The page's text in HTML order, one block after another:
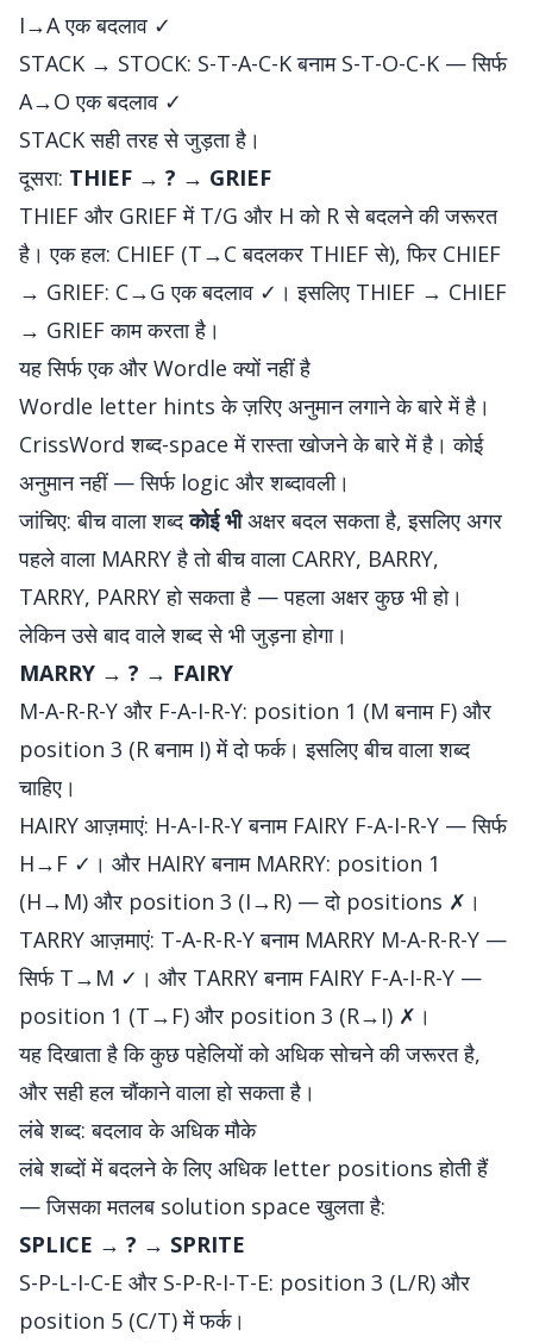
I→A एक बदलाव ✓
STACK → STOCK: S-T-A-C-K बनाम S-T-O-C-K — सिर्फ
A→O एक बदलाव ✓
STACK सही तरह से जुड़ता है।
दूसरा: THIEF → ? → GRIEF
THIEF और GRIEF में T/G और H को R से बदलने की जरूरत
है। एक हल: CHIEF (T→C बदलकर THIEF से), फिर CHIEF
→ GRIEF: C→G एक बदलाव ✓। इसलिए THIEF → CHIEF
→ GRIEF काम करता है।
यह सिर्फ एक और Wordle क्यों नहीं है
Wordle letter hints के ज़रिए अनुमान लगाने के बारे में है।
CrissWord शब्द-space में रास्ता खोजने के बारे में है। कोई
अनुमान नहीं — सिर्फ logic और शब्दावली।
जांचिए: बीच वाला शब्दकोई भीअक्षर बदल सकता है, इसलिए अगर
पहले वाला MARRY है तो बीच वाला CARRY, BARRY,
TARRY, PARRY हो सकता है — पहला अक्षर कुछ भी हो।
लेकिन उसे बाद वाले शब्द से भी जुड़ना होगा।
MARRY → ? → FAIRY
M-A-R-R-Y और F-A-I-R-Y: position 1 (M बनाम F) और
position 3 (R बनाम I) में दो फर्क। इसलिए बीच वाला शब्द
चाहिए।
HAIRY आज़माएं: H-A-I-R-Y बनाम FAIRY F-A-I-R-Y — सिर्फ
H→F ✓। और HAIRY बनाम MARRY: position 1
(H→M) और position 3 (I→R) — दो positions ✗।
TARRY आज़माएं: T-A-R-R-Y बनाम MARRY M-A-R-R-Y —
सिर्फ T→M ✓। और TARRY बनाम FAIRY F-A-I-R-Y —
position 1 (T→F) और position 3 (R→I) ✗।
यह दिखाता है कि कुछ पहेलियों को अधिक सोचने की जरूरत है,
और सही हल चौंकाने वाला हो सकता है।
लंबे शब्द: बदलाव के अधिक मौके
लंबे शब्दों में बदलने के लिए अधिक letter positions होती हैं
— जिसका मतलब solution space खुलता है:
SPLICE → ? → SPRITE
S-P-L-I-C-E और S-P-R-I-T-E: position 3 (L/R) और
position 5 (C/T) में फर्क।